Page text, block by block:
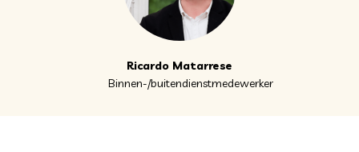
Ricardo Matarrese
Binnen-/buitendienstmedewerker